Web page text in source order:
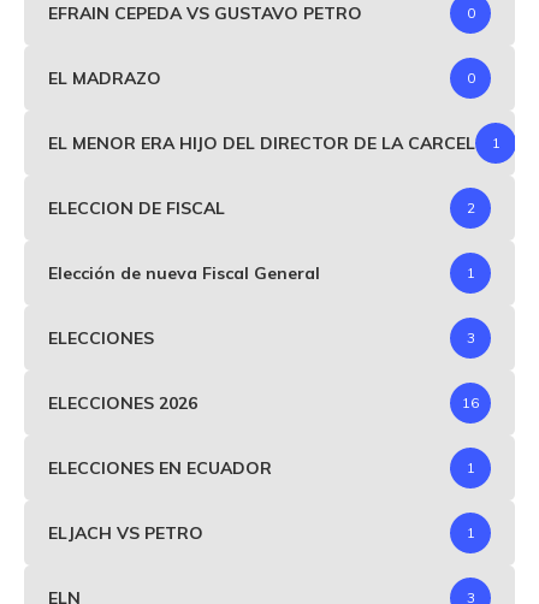
EFRAIN CEPEDA VS GUSTAVO PETRO 0
EL MADRAZO 0
EL MENOR ERA HIJO DEL DIRECTOR DE LA CARCEL 1
ELECCION DE FISCAL 2
Elección de nueva Fiscal General 1
ELECCIONES 3
ELECCIONES 2026 16
ELECCIONES EN ECUADOR 1
ELJACH VS PETRO 1
ELN 3